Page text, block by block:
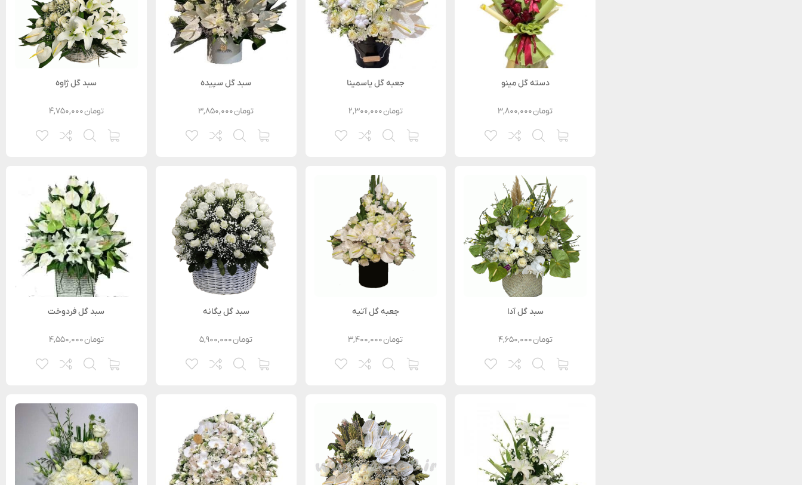
دسته گل مینو
۳,۸۰۰,۰۰۰تومان
جعبه گل یاسمینا
۲,۳۰۰,۰۰۰تومان
سبد گل سپیده
۳,۸۵۰,۰۰۰تومان
سبد گل ژاوه
۴,۷۵۰,۰۰۰تومان
سبد گل آدا
۴,۶۵۰,۰۰۰تومان
جعبه گل آتیه
۳,۴۰۰,۰۰۰تومان
سبد گل یگانه
۵,۹۰۰,۰۰۰تومان
سبد گل فردوخت
۴,۵۵۰,۰۰۰تومان